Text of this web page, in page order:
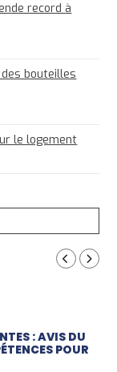
record à
bouteilles
le logement
: AVIS DU
POUR